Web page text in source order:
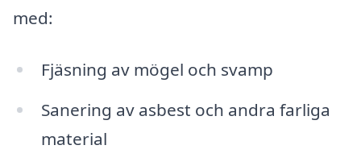
med:
Fjäsning av mögel och svamp
Sanering av asbest och andra farliga
material